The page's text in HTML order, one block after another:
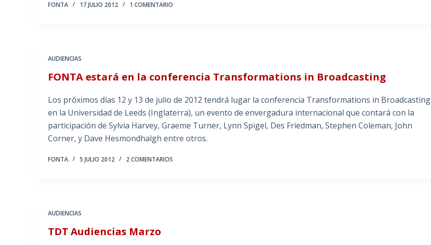
FONTA 17 JULIO 2012 1 COMENTARIO
AUDIENCIAS
FONTA estará en la conferencia Transformations in Broadcasting
Los próximos días 12 y 13 de julio de 2012 tendrá lugar la conferencia Transformations in Broadcasting
en la Universidad de Leeds (Inglaterra), un evento de envergadura internacional que contará con la
participación de Sylvia Harvey, Graeme Turner, Lynn Spigel, Des Friedman, Stephen Coleman, John
Corner, y Dave Hesmondhalgh entre otros.
FONTA 5 JULIO 2012 2 COMENTARIOS
AUDIENCIAS
TDT Audiencias Marzo